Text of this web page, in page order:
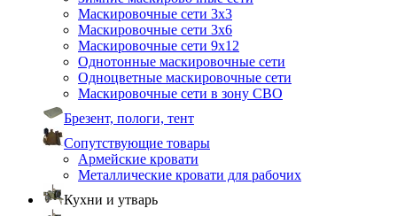
Маскировочные сети 3х3
Маскировочные сети 3х6
Маскировочные сети 9х12
Однотонные маскировочные сети
Одноцветные маскировочные сети
Маскировочные сети в зону СВО
Брезент, пологи, тент
Сопутствующие товары
Армейские кровати
Металлические кровати для рабочих
Кухни и утварь